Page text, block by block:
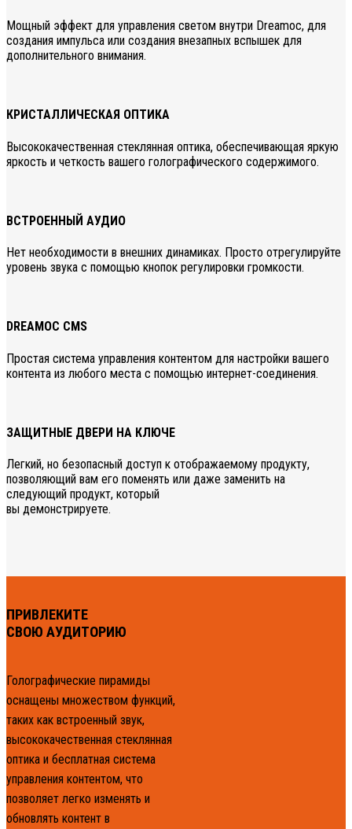
Мощный эффект для управления светом внутри Dreamoc, для
создания импульса или создания внезапных вспышек для
дополнительного внимания.
КРИСТАЛЛИЧЕСКАЯ ОПТИКА
Высококачественная стеклянная оптика, обеспечивающая яркую
яркость и четкость вашего голографического содержимого.
ВСТРОЕННЫЙ АУДИО
Нет необходимости в внешних динамиках. Просто отрегулируйте
уровень звука с помощью кнопок регулировки громкости.
DREAMOC CMS
Простая система управления контентом для настройки вашего
контента из любого места с помощью интернет-соединения.
ЗАЩИТНЫЕ ДВЕРИ НА КЛЮЧЕ
Легкий, но безопасный доступ к отображаемому продукту,
позволяющий вам его поменять или даже заменить на
следующий продукт, который
вы демонстрируете.
ПРИВЛЕКИТЕ
СВОЮ АУДИТОРИЮ
Голографические пирамиды
оснащены множеством функций,
таких как встроенный звук,
высококачественная стеклянная
оптика и бесплатная система
управления контентом, что
позволяет легко изменять и
обновлять контент в